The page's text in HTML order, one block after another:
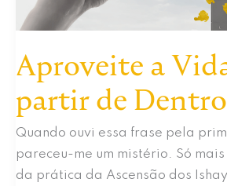
Aproveite a
partir de Dentro
Quando ouvi essa frase pela
pareceu-me um mistério. Só
da prática da Ascensão dos